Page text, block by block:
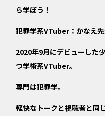
ら学ぼう！
犯罪学系VTuber： かなえ
2020年9月にデビューした
つ学術系VTuber。
専門は犯罪学。
軽快なトークと視聴者と同